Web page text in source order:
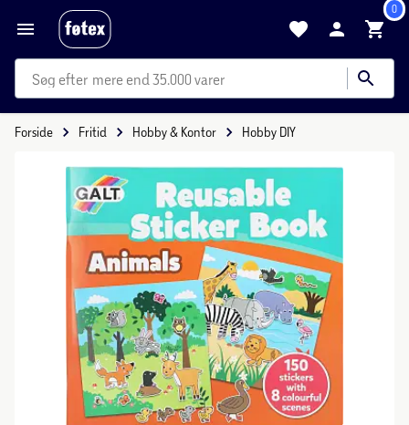
0
mere end 35.000 varer
Forside Fritid Hobby & Kontor Hobby DIY